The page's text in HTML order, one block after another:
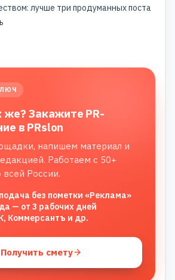
лучше три продуманных поста
же? Закажите PR-
в PRslon
напишем материал и
Работаем с 50+
России.
без пометки «Реклама»
— от 3 рабочих дней
Коммерсантъ и др.
Получить смету